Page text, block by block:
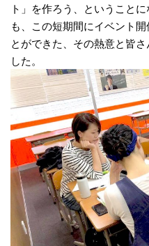
ト」を作ろう、ということ
も、この短期間にイベント
とができた、その熱意と皆
した。